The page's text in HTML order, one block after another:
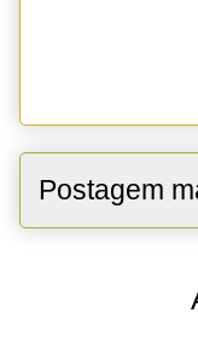
Postagem